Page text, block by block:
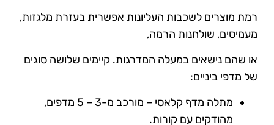
רמת מוצרים לשכבות העליונות אפשרית בעזרת מלגזות,
מעמיסים, שולחנות הרמה,
או שהם נישאים במעלה המדרגות. קיימים שלושה סוגים
של מדפי ביניים:
מתלה מדף קלאסי – מורכב מ-3 – 5 מדפים,
מהודקים עם קורות.